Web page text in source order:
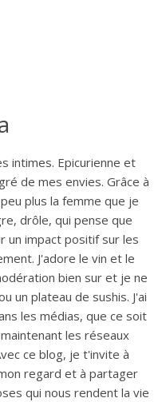
intimes. Epicurienne et
de mes envies. Grâce à
plus la femme que je
drôle, qui pense que
un impact positif sur les
J'adore le vin et le
bien sur et je ne
un plateau de sushis. J'ai
les médias, que ce soit
les réseaux
ce blog, je t'invite à
regard et à partager
qui nous rendent la vie